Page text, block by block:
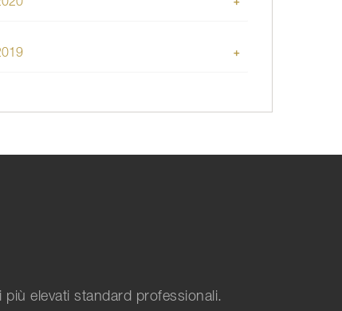
Ottobre
elevati standard professionali.